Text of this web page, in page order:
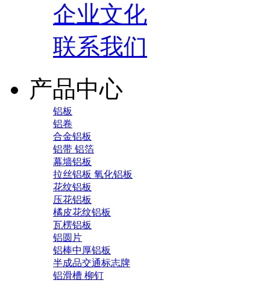
企业文化
联系我们
产品中心
铝板
铝卷
合金铝板
铝带 铝箔
幕墙铝板
拉丝铝板 氧化铝板
花纹铝板
压花铝板
橘皮花纹铝板
瓦楞铝板
铝圆片
铝棒中厚铝板
半成品交通标志牌
铝滑槽 柳钉